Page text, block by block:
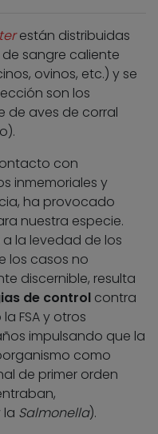
están distribuidas
sangre caliente
ovinos, etc.) y se
son los
de aves de corral
con
inmemoriales y
ha provocado
nuestra especie.
la levedad de los
los casos no
discernible, resulta
de control contra
FSA y otros
impulsando que la
como
de primer orden
Salmonella).